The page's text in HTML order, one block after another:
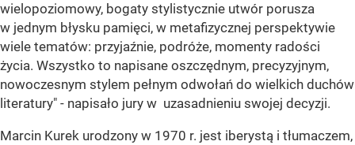
wielopoziomowy, bogaty stylistycznie utwór porusza
w jednym błysku pamięci, w metafizycznej perspektywie
wiele tematów: przyjaźnie, podróże, momenty radości
życia. Wszystko to napisane oszczędnym, precyzyjnym,
nowoczesnym stylem pełnym odwołań do wielkich duchów
literatury" - napisało jury w uzasadnieniu swojej decyzji.
Marcin Kurek urodzony w 1970 r. jest iberystą i tłumaczem,